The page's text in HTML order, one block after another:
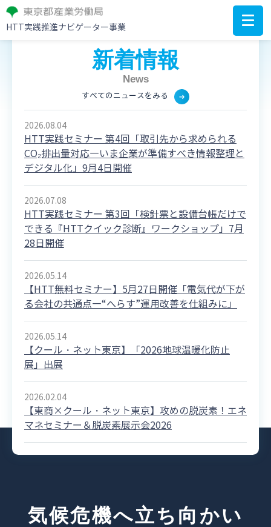
経営の中に
もっとHTTを！
HTT実践推進ナビゲーター事業
新着情報
News
すべてのニュースをみる
2026.08.04
HTT実践セミナー 第4回「取引先から求められる
CO₂排出量対応―いま企業が準備すべき情報整理と
デジタル化」9月4日開催
2026.07.08
HTT実践セミナー 第3回「検針票と設備台帳だけで
できる『HTTクイック診断』ワークショップ」7月
28日開催
2026.05.14
【HTT無料セミナー】5月27日開催「電気代が下が
る会社の共通点―“へらす”運用改善を仕組みに」
2026.05.14
【クール・ネット東京】「2026地球温暖化防止
展」出展
2026.02.04
【東商×クール・ネット東京】攻めの脱炭素！エネ
マネセミナー＆脱炭素展示会2026
気候危機へ立ち向かい